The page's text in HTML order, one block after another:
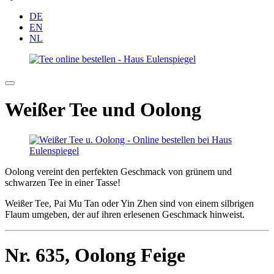
DE
EN
NL
Weißer Tee und Oolong
Oolong vereint den perfekten Geschmack von grünem und
schwarzen Tee in einer Tasse!
Weißer Tee, Pai Mu Tan oder Yin Zhen sind von einem silbrigen
Flaum umgeben, der auf ihren erlesenen Geschmack hinweist.
Nr. 635, Oolong Feige